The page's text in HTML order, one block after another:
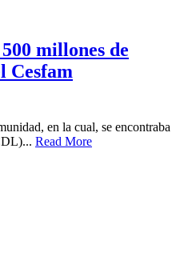
millones de
Cesfam
en la cual, se encontraba
Read More